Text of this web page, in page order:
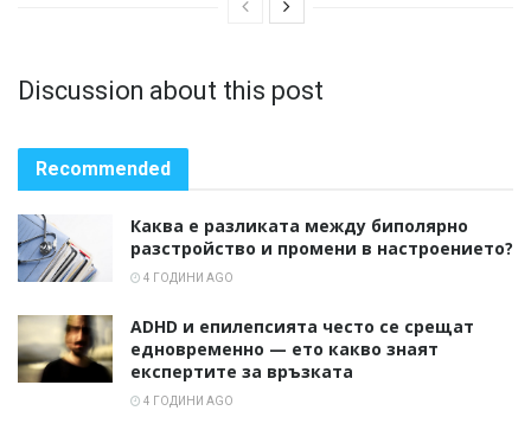
Discussion about this post
Recommended
Каква е разликата между биполярно
разстройство и промени в настроението?
4 ГОДИНИ AGO
ADHD и епилепсията често се срещат
едновременно — ето какво знаят
експертите за връзката
4 ГОДИНИ AGO